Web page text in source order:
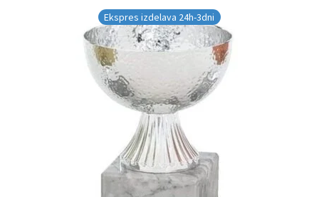
Ekspres izdelava 24h-3dni